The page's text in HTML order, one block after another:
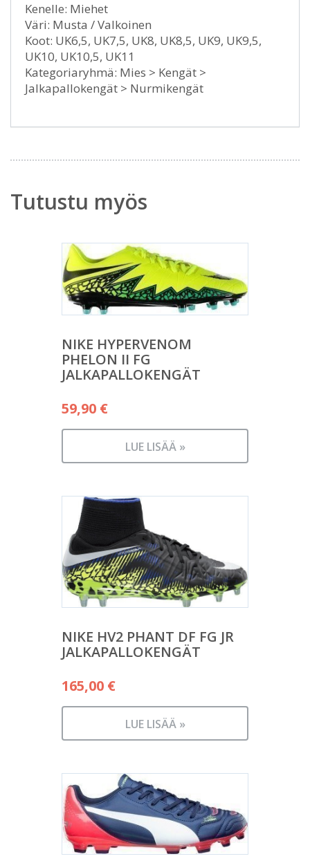
Kenelle: Miehet
Väri: Musta / Valkoinen
Koot: UK6,5, UK7,5, UK8, UK8,5, UK9, UK9,5,
UK10, UK10,5, UK11
Kategoriaryhmä: Mies > Kengät >
Jalkapallokengät > Nurmikengät
Tutustu myös
NIKE HYPERVENOM
PHELON II FG
JALKAPALLOKENGÄT
59,90 €
LUE LISÄÄ »
NIKE HV2 PHANT DF FG JR
JALKAPALLOKENGÄT
165,00 €
LUE LISÄÄ »